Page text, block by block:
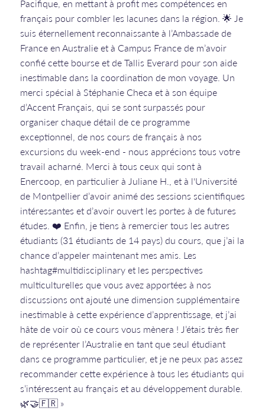
Pacifique, en mettant à profit mes compétences en
français pour combler les lacunes dans la région. 🌟 Je
suis éternellement reconnaissante à l’Ambassade de
France en Australie et à Campus France de m’avoir
confié cette bourse et de Tallis Everard pour son aide
inestimable dans la coordination de mon voyage. Un
merci spécial à Stéphanie Checa et à son équipe
d’Accent Français, qui se sont surpassés pour
organiser chaque détail de ce programme
exceptionnel, de nos cours de français à nos
excursions du week-end - nous apprécions tous votre
travail acharné. Merci à tous ceux qui sont à
Enercoop, en particulier à Juliane H., et à l'Université
de Montpellier d’avoir animé des sessions scientifiques
intéressantes et d’avoir ouvert les portes à de futures
études. ❤️ Enfin, je tiens à remercier tous les autres
étudiants (31 étudiants de 14 pays) du cours, que j’ai la
chance d’appeler maintenant mes amis. Les
hashtag#multidisciplinary et les perspectives
multiculturelles que vous avez apportées à nos
discussions ont ajouté une dimension supplémentaire
inestimable à cette expérience d’apprentissage, et j’ai
hâte de voir où ce cours vous mènera ! J’étais très fier
de représenter l’Australie en tant que seul étudiant
dans ce programme particulier, et je ne peux pas assez
recommander cette expérience à tous les étudiants qui
s’intéressent au français et au développement durable.
🌿🤝🇫🇷 »